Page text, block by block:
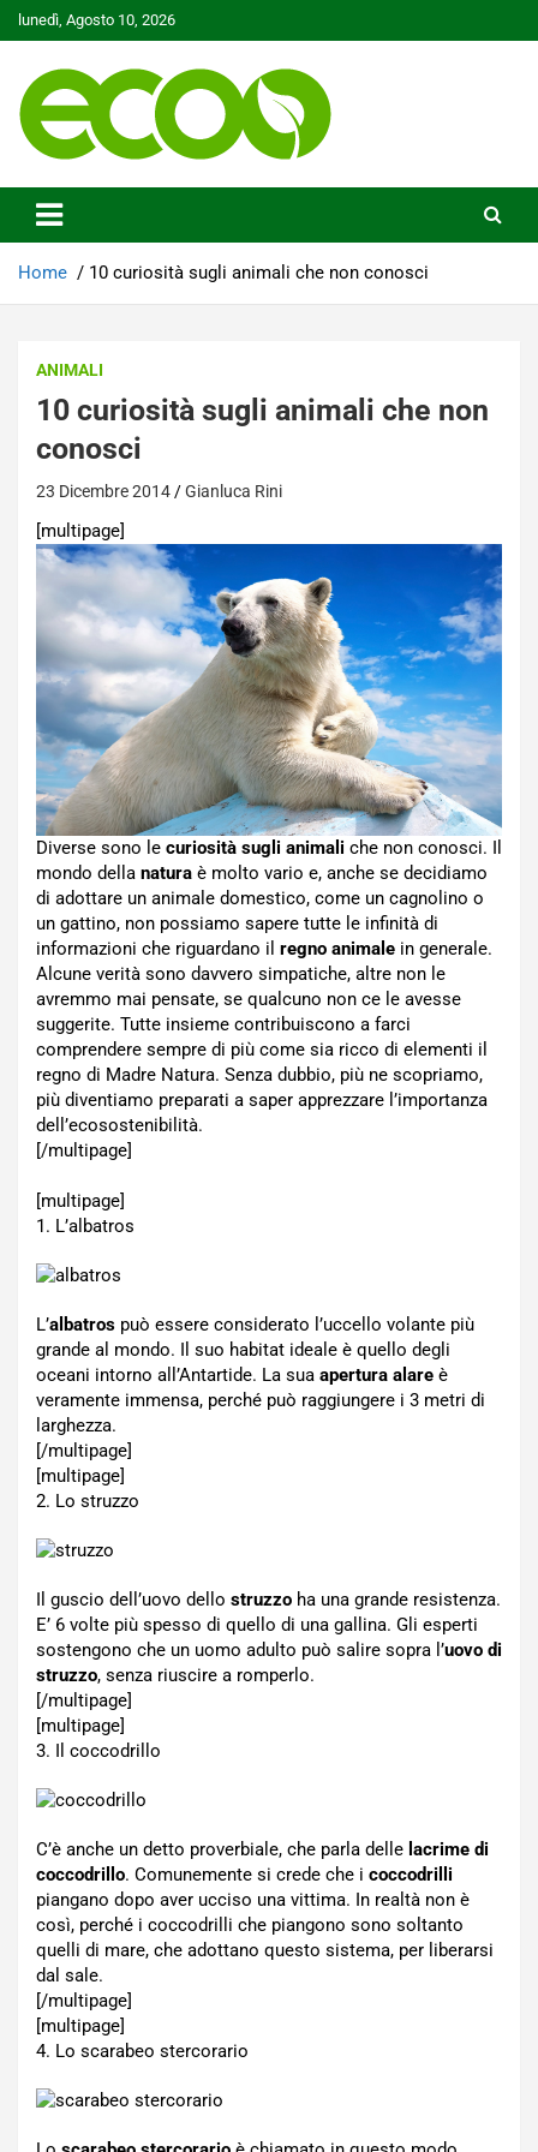
Skip
to
lunedì, Agosto 10, 2026
Ecoo.it
Home 10 curiosità sugli animali che non conosci
ANIMALI
10 curiosità sugli animali che non
conosci
23 Dicembre 2014 Gianluca Rini
[multipage]
Diverse sono le curiosità sugli animali che non conosci. Il
mondo della natura è molto vario e, anche se decidiamo
di adottare un animale domestico, come un cagnolino o
un gattino, non possiamo sapere tutte le infinità di
informazioni che riguardano il regno animale in generale.
Alcune verità sono davvero simpatiche, altre non le
avremmo mai pensate, se qualcuno non ce le avesse
suggerite. Tutte insieme contribuiscono a farci
comprendere sempre di più come sia ricco di elementi il
regno di Madre Natura. Senza dubbio, più ne scopriamo,
più diventiamo preparati a saper apprezzare l’importanza
dell’ecosostenibilità.
[/multipage]
[multipage]
1. L’albatros
L’albatros può essere considerato l’uccello volante più
grande al mondo. Il suo habitat ideale è quello degli
oceani intorno all’Antartide. La sua apertura alare è
veramente immensa, perché può raggiungere i 3 metri di
larghezza.
[/multipage]
[multipage]
2. Lo struzzo
Il guscio dell’uovo dello struzzo ha una grande resistenza.
E’ 6 volte più spesso di quello di una gallina. Gli esperti
sostengono che un uomo adulto può salire sopra l’uovo di
struzzo, senza riuscire a romperlo.
[/multipage]
[multipage]
3. Il coccodrillo
C’è anche un detto proverbiale, che parla delle lacrime di
coccodrillo. Comunemente si crede che i coccodrilli
piangano dopo aver ucciso una vittima. In realtà non è
così, perché i coccodrilli che piangono sono soltanto
quelli di mare, che adottano questo sistema, per liberarsi
dal sale.
[/multipage]
[multipage]
4. Lo scarabeo stercorario